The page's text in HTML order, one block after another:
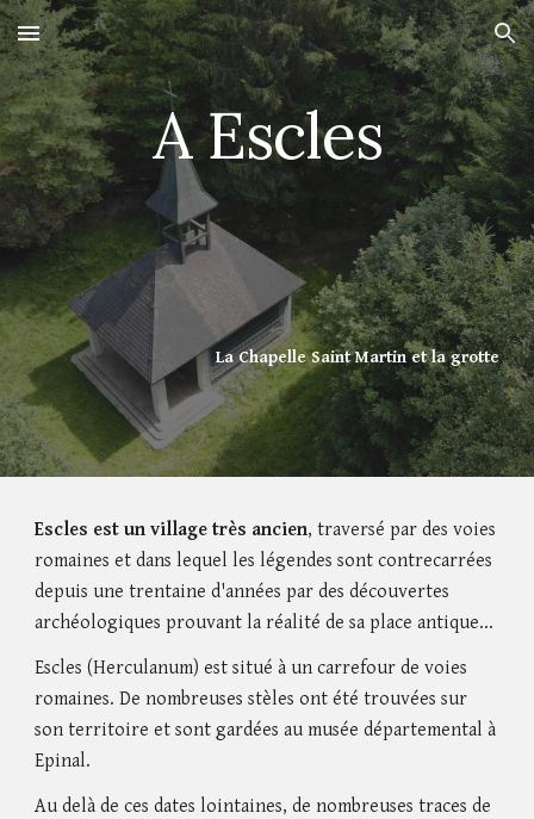
Skip to main content Skip to navigation
A Escles
La Chapelle Saint Martin et la grotte
Escles est un village très ancien, traversé par des voies
romaines et dans lequel les légendes sont contrecarrées
depuis une trentaine d'années par des découvertes
archéologiques prouvant la réalité de sa place antique...
Escles (Herculanum) est situé à un carrefour de voies
romaines. De nombreuses stèles ont été trouvées sur
son territoire et sont gardées au musée départemental à
Epinal.
Au delà de ces dates lointaines, de nombreuses traces de